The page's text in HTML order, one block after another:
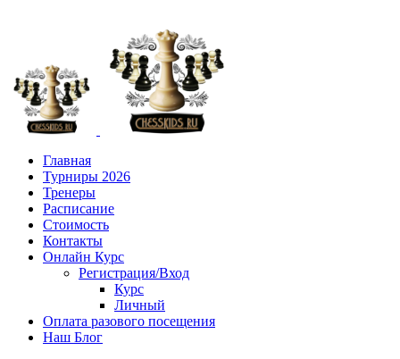
Главная
Турниры 2026
Тренеры
Расписание
Стоимость
Контакты
Онлайн Курс
Регистрация/Вход
Курс
Личный
Оплата разового посещения
Наш Блог